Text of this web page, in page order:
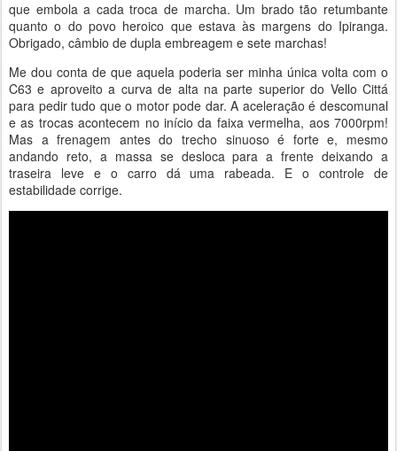
que embola a cada troca de marcha. Um brado tão retumbante
quanto o do povo heroico que estava às margens do Ipiranga.
Obrigado, câmbio de dupla embreagem e sete marchas!
Me dou conta de que aquela poderia ser minha única volta com o
C63 e aproveito a curva de alta na parte superior do Vello Cittá
para pedir tudo que o motor pode dar. A aceleração é descomunal
e as trocas acontecem no início da faixa vermelha, aos 7000rpm!
Mas a frenagem antes do trecho sinuoso é forte e, mesmo
andando reto, a massa se desloca para a frente deixando a
traseira leve e o carro dá uma rabeada. E o controle de
estabilidade corrige.